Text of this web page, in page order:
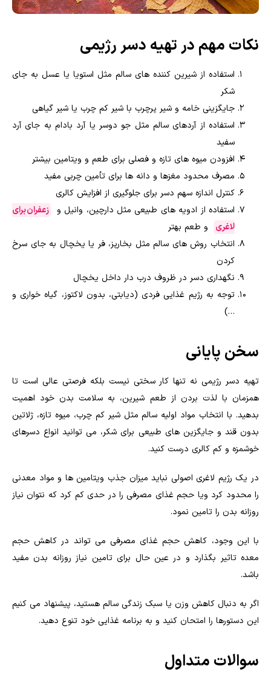
نکات مهم در تهیه دسر رژیمی
استفاده از شیرین کننده های سالم مثل استویا یا عسل به جای
شکر
جایگزینی خامه و شیر پرچرب با شیر کم چرب یا شیر گیاهی
استفاده از آردهای سالم مثل جو دوسر یا آرد بادام به جای آرد
سفید
افزودن میوه های تازه و فصلی برای طعم و ویتامین بیشتر
مصرف محدود مغزها و دانه ها برای تأمین چربی مفید
کنترل اندازه سهم دسر برای جلوگیری از افزایش کالری
استفاده از ادویه های طبیعی مثل دارچین، وانیل و
زعفران برای
لاغری
و طعم بهتر
انتخاب روش های سالم مثل بخارپز، فر یا یخچال به جای سرخ
کردن
نگهداری دسر در ظروف درب دار داخل یخچال
توجه به رژیم غذایی فردی (دیابتی، بدون لاکتوز، گیاه خواری و
…)
سخن پایانی
تهیه دسر رژیمی نه تنها کار سختی نیست بلکه فرصتی عالی است تا
همزمان با لذت بردن از طعم شیرین، به سلامت بدن خود اهمیت
بدهید. با انتخاب مواد اولیه سالم مثل شیر کم چرب، میوه تازه، ژلاتین
بدون قند و جایگزین های طبیعی برای شکر، می توانید انواع دسرهای
خوشمزه و کم کالری درست کنید.
در یک رژیم لاغری اصولی نباید میزان جذب ویتامین ها و مواد معدنی
را محدود کرد ویا حجم غذای مصرفی را در حدی کم کرد که نتوان نیاز
روزانه بدن را تامین نمود.
با این وجود، کاهش حجم غذای مصرفی می تواند در کاهش حجم
معده تاثیر بگذارد و در عین حال برای تامین نیاز روزانه بدن مفید
باشد.
اگر به دنبال کاهش وزن یا سبک زندگی سالم هستید، پیشنهاد می کنیم
این دستورها را امتحان کنید و به برنامه غذایی خود تنوع دهید.
سوالات متداول